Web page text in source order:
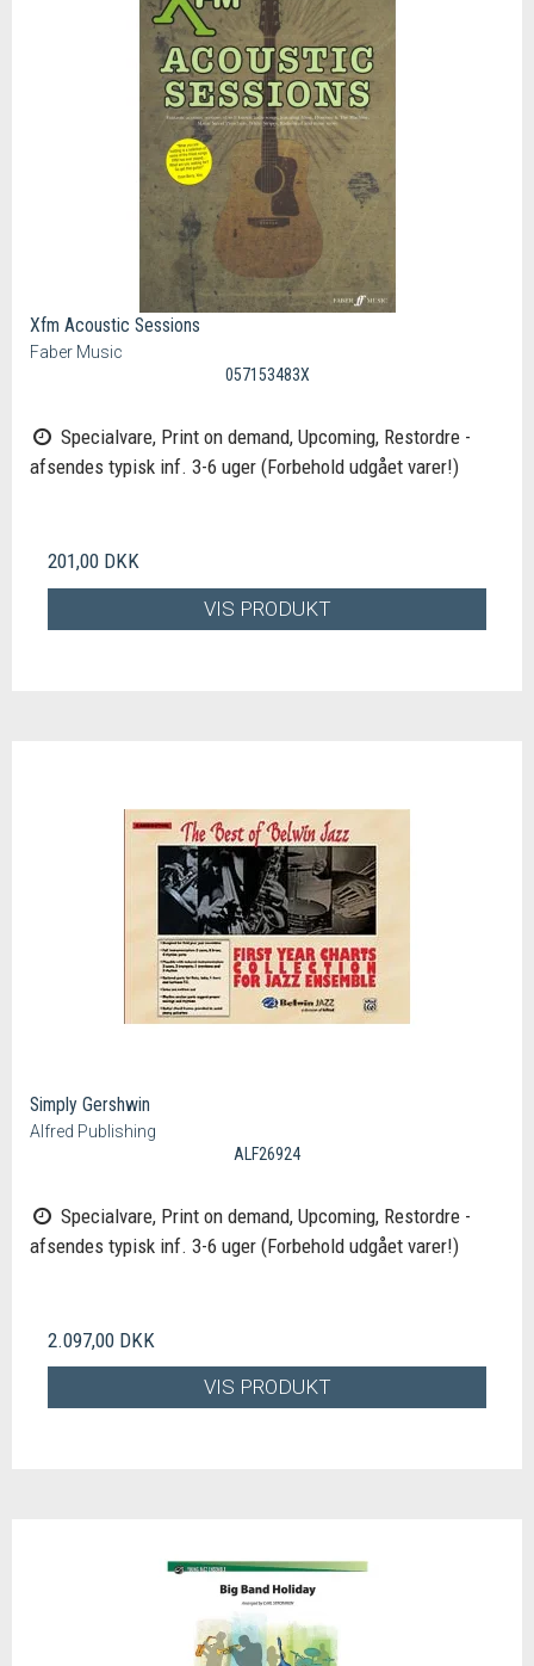
Xfm Acoustic Sessions
Faber Music
057153483X
Specialvare, Print on demand, Upcoming, Restordre -
afsendes typisk inf. 3-6 uger (Forbehold udgået varer!)
201,00 DKK
VIS PRODUKT
Simply Gershwin
Alfred Publishing
ALF26924
Specialvare, Print on demand, Upcoming, Restordre -
afsendes typisk inf. 3-6 uger (Forbehold udgået varer!)
2.097,00 DKK
VIS PRODUKT